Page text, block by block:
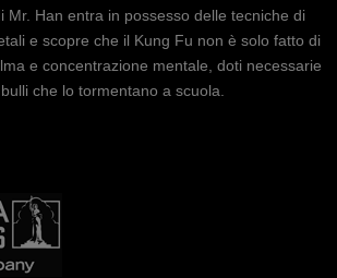
Mr. Han entra in possesso delle tecniche di
e scopre che il Kung Fu non è solo fatto di
e concentrazione mentale, doti necessarie
che lo tormentano a scuola.